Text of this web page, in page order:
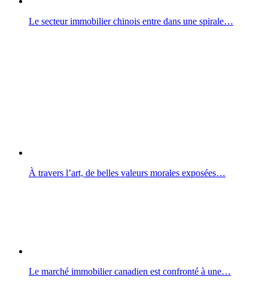
Le secteur immobilier chinois entre dans une spirale…
À travers l’art, de belles valeurs morales exposées…
Le marché immobilier canadien est confronté à une…